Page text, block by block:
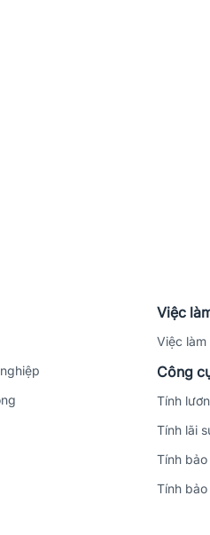
Việc
Việc làm
Công
Tính
Tính lãi
Tính
Tính